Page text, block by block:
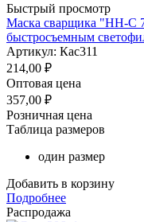
Быстрый просмотр
Маска сварщика "НН-С
быстросъемным
Артикул: Кас311
214,00 ₽
Оптовая цена
357,00 ₽
Розничная цена
Таблица размеров
один размер
Добавить в корзину
Подробнее
Распродажа